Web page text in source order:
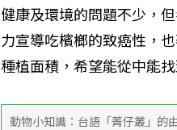
健康及環境的問題不少，
力宣導吃檳榔的致癌性，
種植面積，希望能從中能
動物小知識：台語「菁仔叢」的